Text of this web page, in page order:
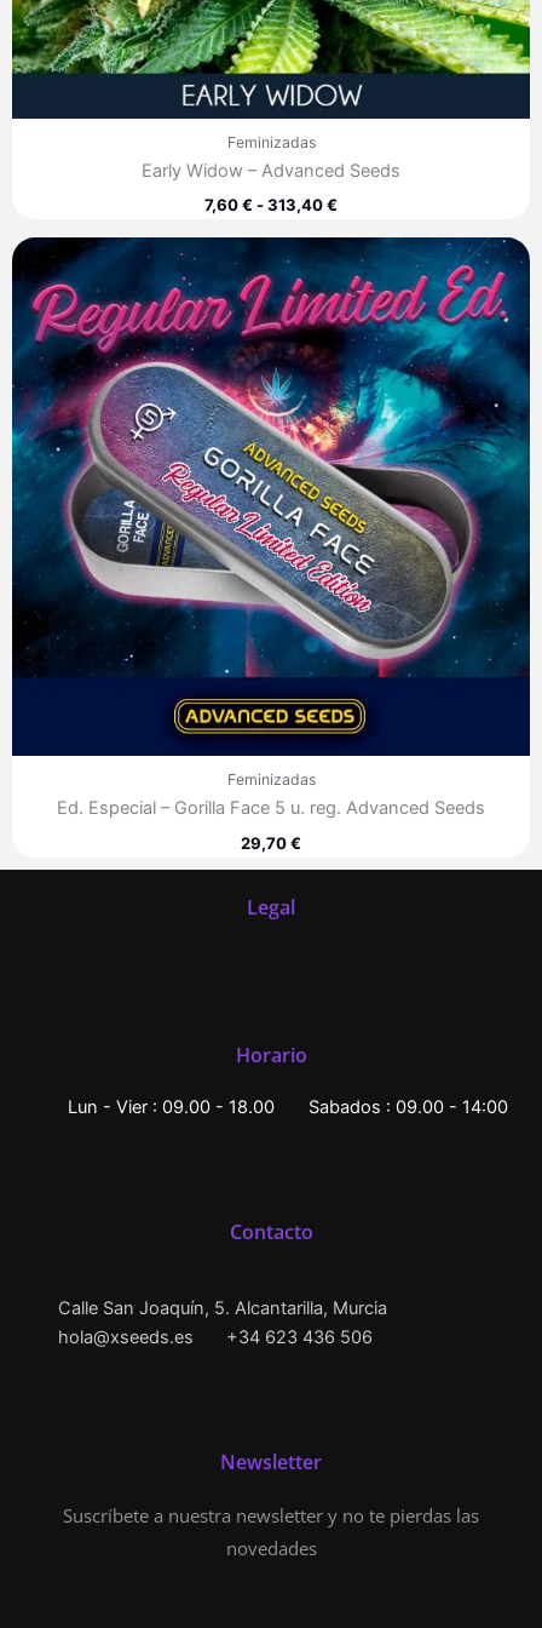
Feminizadas
Early Widow – Advanced Seeds
7,60€-313,40€
Feminizadas
Ed. Especial – Gorilla Face 5 u. reg. Advanced Seeds
29,70€
Legal
Horario
Lun - Vier : 09.00 - 18.00 Sabados : 09.00 - 14:00
Contacto
Calle San Joaquín, 5. Alcantarilla, Murcia
hola@xseeds.es
+34 623 436 506
Newsletter
Suscríbete a nuestra newsletter y no te pierdas las
novedades